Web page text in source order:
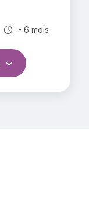
Durée totale :
- 6 mois